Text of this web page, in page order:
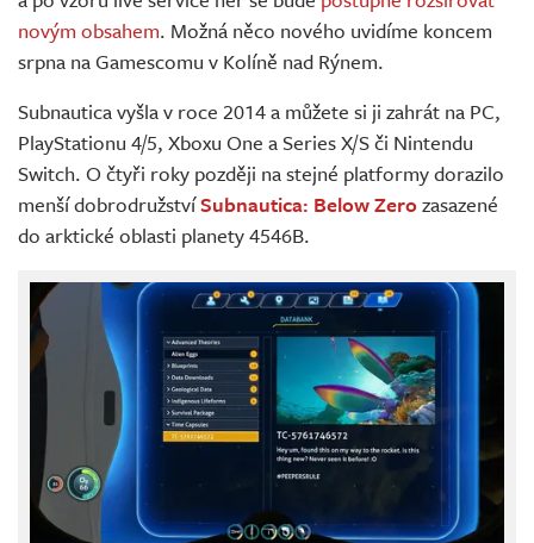
novým obsahem. Možná něco nového uvidíme koncem
srpna na Gamescomu v Kolíně nad Rýnem.
Subnautica vyšla v roce 2014 a můžete si ji zahrát na PC,
PlayStationu 4/5, Xboxu One a Series X/S či Nintendu
Switch. O čtyři roky později na stejné platformy dorazilo
menší dobrodružstvíSubnautica: Below Zero zasazené
do arktické oblasti planety 4546B.